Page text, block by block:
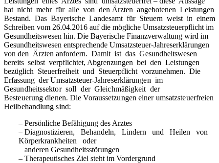
hat nicht mehr für alle von den Ärzten angebotenen Leistungen
Bestand. Das Bayerische Landesamt für Steuern weist in einem
Schreiben vom 26.04.2016 auf die mögliche Umsatzsteuerpflicht im
Gesundheitswesen hin. Die Bayerische Finanzverwaltung wird im
Gesundheitswesen entsprechende Umsatzsteuer-Jahreserklärungen
von den Ärzten anfordern. Damit ist das Gesundheitswesen
bereits selbst verpflichtet, Abgrenzungen bei den Leistungen
bezüglich Steuerfreiheit und Steuerpflicht vorzunehmen. Die
Erfassung der Umsatzsteuer-Jahreserklärungen im
Gesundheitssektor soll der Gleichmäßigkeit der
Besteuerungdienen. Die Voraussetzungen einer umsatzsteuerfreien
Heilbehandlung sind:
– Persönliche Befähigung des Arztes
– Diagnostizieren, Behandeln, Lindern und Heilen von
Körperkrankheiten oder
anderen Gesundheitsstörungen
– Therapeutisches Ziel steht im Vordergrund